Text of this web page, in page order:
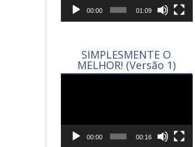
00:00 01:09
SIMPLESMENTE O
MELHOR! (Versão 1)
00:00 00:16